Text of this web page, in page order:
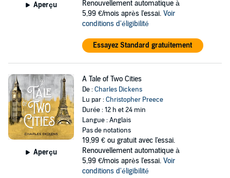
Aperçu
Renouvellement automatique à
5,99 €/mois après l'essai. Voir
conditions d'éligibilité
Essayez Standard gratuitement
Aperçu
A Tale of Two Cities
De :Charles Dickens
Lu par :Christopher Preece
Durée : 12 h et 24 min
Langue : Anglais
Pas de notations
19,99 € ou gratuit avec l'essai.
Renouvellement automatique à
5,99 €/mois après l'essai. Voir
conditions d'éligibilité